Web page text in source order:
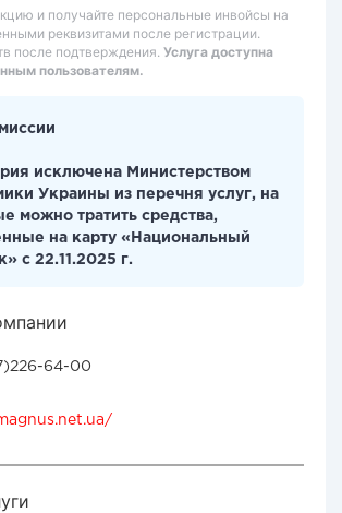
и получайте персональные инвойсы на
реквизитами после регистрации.
после подтверждения. Услуга доступна
пользователям.
исключена Министерством
Украины из перечня услуг, на
можно тратить средства,
на карту «Национальный
с 22.11.2025 г.
64-00